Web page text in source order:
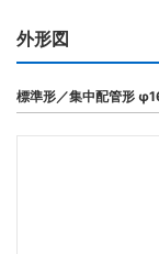
外形図
標準形／集中配管形